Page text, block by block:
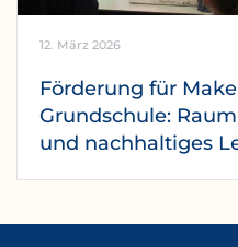
12. März 2026
Förderung für
Grundschule:
und nachhaltiges